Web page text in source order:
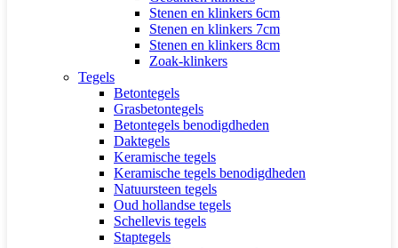
Stenen en klinkers 6cm
Stenen en klinkers 7cm
Stenen en klinkers 8cm
Zoak-klinkers
Tegels
Betontegels
Grasbetontegels
Betontegels benodigdheden
Daktegels
Keramische tegels
Keramische tegels benodigdheden
Natuursteen tegels
Oud hollandse tegels
Schellevis tegels
Staptegels